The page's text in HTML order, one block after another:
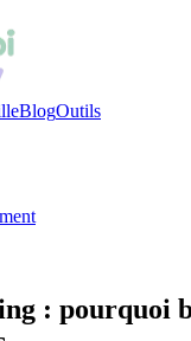
BlogOutils
: pourquoi